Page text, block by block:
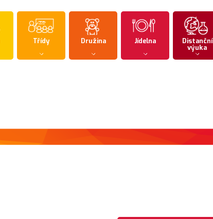
Třídy Družina Jídelna Distanční
výuka